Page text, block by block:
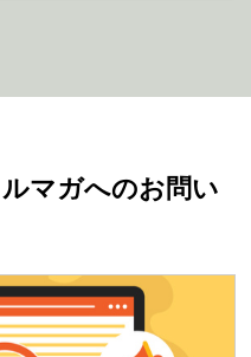
マガへのお問い